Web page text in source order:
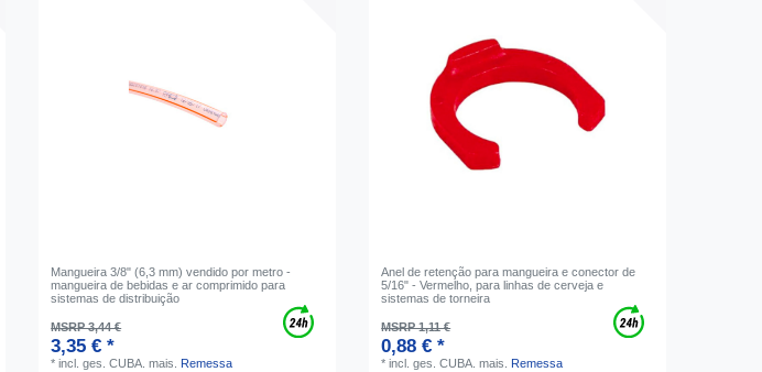
Mangueira 3/8" (6,3 mm) vendido por metro -
mangueira de bebidas e ar comprimido para
sistemas de distribuição
MSRP 3,44 €
3,35 € *
*incl. ges. CUBA. mais. Remessa
Anel de retenção para mangueira e conector de
5/16" - Vermelho, para linhas de cerveja e
sistemas de torneira
MSRP 1,11 €
0,88 € *
*incl. ges. CUBA. mais. Remessa